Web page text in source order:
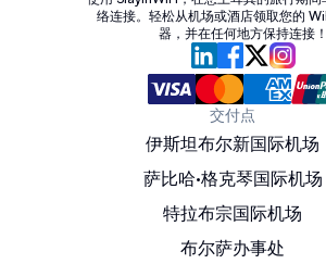
络连接。轻松从机场或酒店领取您的
器，并在任何地方保持连接！
交付点
伊斯坦布尔新国际机场
萨比哈·格克琴国际机场
特拉布宗国际机场
布尔萨办事处